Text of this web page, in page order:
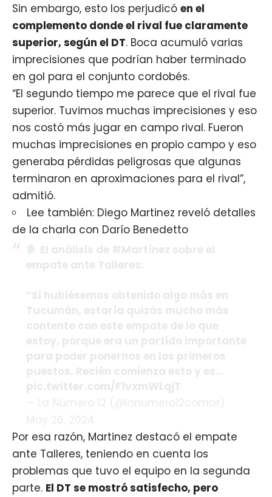
Sin embargo, esto los perjudicó en el
complemento donde el rival fue claramente
superior, según el DT. Boca acumuló varias
imprecisiones que podrían haber terminado
en gol para el conjunto cordobés.
“El segundo tiempo me parece que el rival fue
superior. Tuvimos muchas imprecisiones y eso
nos costó más jugar en campo rival. Fueron
muchas imprecisiones en propio campo y eso
generaba pérdidas peligrosas que algunas
terminaron en aproximaciones para el rival”,
admitió.
Lee también: Diego Martinez reveló detalles
de la charla con Darío Benedetto
Por esa razón, Martinez destacó el empate
ante Talleres, teniendo en cuenta los
problemas que tuvo el equipo en la segunda
parte. El DT se mostró satisfecho, pero